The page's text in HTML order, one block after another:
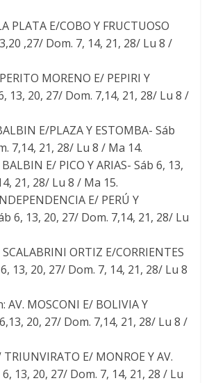
PLATA E/COBO Y FRUCTUOSO
,27/ Dom. 7, 14, 21, 28/ Lu 8 /
MORENO E/ PEPIRI Y
13, 20, 27/ Dom. 7,14, 21, 28/ Lu 8 /
E/PLAZA Y ESTOMBA- Sáb
7,14, 21, 28/ Lu 8 / Ma 14.
E/ PICO Y ARIAS- Sáb 6, 13,
21, 28/ Lu 8 / Ma 15.
E/ PERÚ Y
6, 13, 20, 27/ Dom. 7,14, 21, 28/ Lu
ORTIZ E/CORRIENTES
13, 20, 27/ Dom. 7, 14, 21, 28/ Lu 8
AV. MOSCONI E/ BOLIVIA Y
20, 27/ Dom. 7,14, 21, 28/ Lu 8 /
E/ MONROE Y AV.
13, 20, 27/ Dom. 7, 14, 21, 28 / Lu